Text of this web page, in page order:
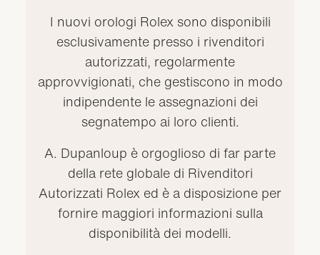
I nuovi orologi Rolex sono disponibili
esclusivamente presso i rivenditori
autorizzati, regolarmente
approvvigionati, che gestiscono in modo
indipendente le assegnazioni dei
segnatempo ai loro clienti.
A. Dupanloup è orgoglioso di far parte
della rete globale di Rivenditori
Autorizzati Rolex ed è a disposizione per
fornire maggiori informazioni sulla
disponibilità dei modelli.